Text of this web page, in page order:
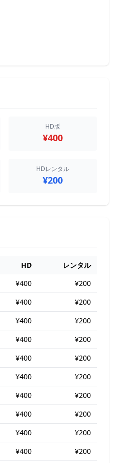
HD版
¥400
HDレンタル
¥200
HD
レンタル
¥400
¥200
¥400
¥200
¥400
¥200
¥400
¥200
¥400
¥200
¥400
¥200
¥400
¥200
¥400
¥200
¥400
¥200
¥400 ¥200